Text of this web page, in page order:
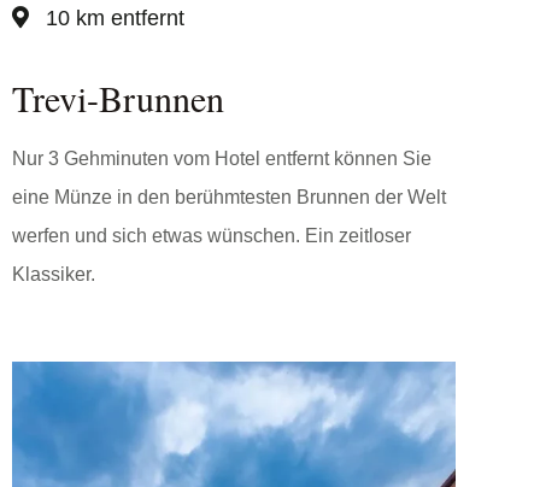
10 km entfernt
Trevi-Brunnen
Nur 3 Gehminuten vom Hotel entfernt können Sie
eine Münze in den berühmtesten Brunnen der Welt
werfen und sich etwas wünschen. Ein zeitloser
Klassiker.